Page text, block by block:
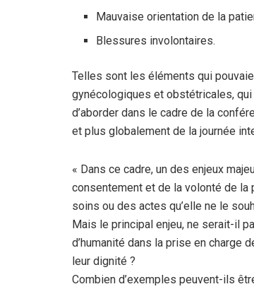
Mauvaise orientation de la
Blessures involontaires.
Telles sont les éléments qui
gynécologiques et obstétricales, qui
d’aborder dans le cadre de la
et plus globalement de la journée
« Dans ce cadre, un des enjeux
consentement et de la volonté de
soins ou des actes qu’elle ne le
Mais le principal enjeu, ne serait-il
d’humanité dans la prise en charge
leur dignité ?
Combien d’exemples peuvent-ils